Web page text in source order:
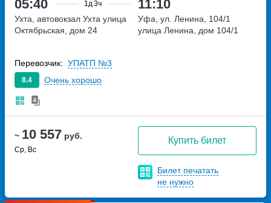
05:40 1д3ч 11:10
~ 10 557 руб.
Ср, Вс
Купить билет
Билет печатать
не нужно
Ухта, автовокзал Ухта улица
Октябрьская, дом 24
Уфа, ул. Ленина, 104/1
улица Ленина, дом 104/1
8.4 Очень хорошо
Перевозчик: УПАТП №3